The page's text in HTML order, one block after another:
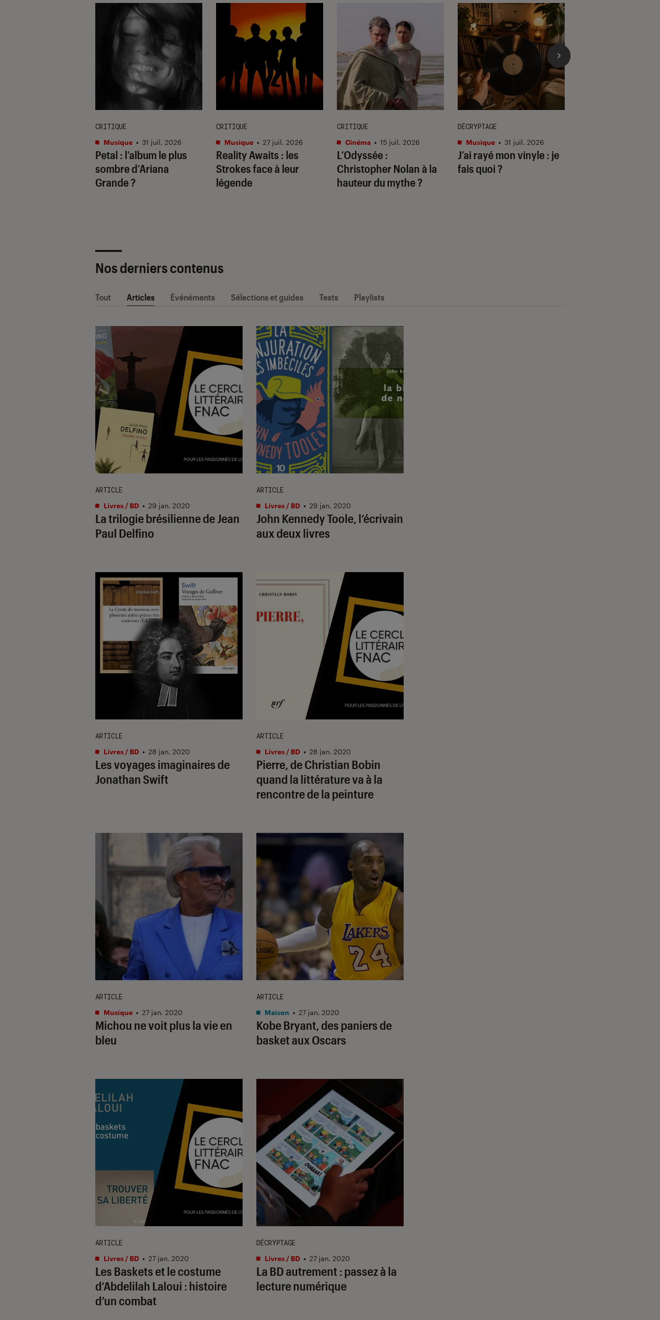
Petal : l’album le plus
sombre d’Ariana
Grande ?
CRITIQUE
Musique • 31 juil. 2026
Reality Awaits : les
Strokes face à leur
légende
CRITIQUE
Musique • 27 juil. 2026
L’Odyssée:
Christopher Nolan à la
hauteur du mythe ?
CRITIQUE
Cinéma • 15 juil. 2026
J’ai rayé mon vinyle : je
fais quoi ?
DÉCRYPTAGE
Musique • 31 juil. 2026
Nos derniers contenus
Tout Articles Événéments Sélections et guides Tests Playlists
La trilogie brésilienne de Jean
Paul Delfino
ARTICLE
Livres / BD • 29 jan. 2020
John Kennedy Toole, l’écrivain
aux deux livres
ARTICLE
Livres / BD • 29 jan. 2020
Les voyages imaginaires de
Jonathan Swift
ARTICLE
Livres / BD • 28 jan. 2020
Pierre, de Christian Bobin
quand la littérature va à la
rencontre de la peinture
ARTICLE
Livres / BD • 28 jan. 2020
Michou ne voit plus la vie en
bleu
ARTICLE
Musique • 27 jan. 2020
Kobe Bryant, des paniers de
basket aux Oscars
ARTICLE
Maison • 27 jan. 2020
Les Baskets et le costume
d’Abdelilah Laloui : histoire
d’un combat
ARTICLE
Livres / BD • 27 jan. 2020
La BD autrement : passez à la
lecture numérique
DÉCRYPTAGE
Livres / BD • 27 jan. 2020